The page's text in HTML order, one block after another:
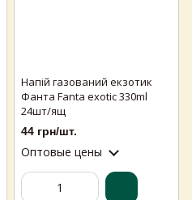
Напій газований екзотик
Фанта Fanta exotic 330ml
24шт/ящ
44 грн/шт.
Оптовые цены